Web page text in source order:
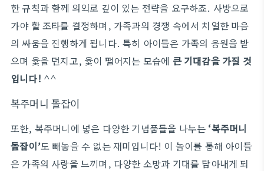
한 규칙과 함께 의외로 깊이 있는 전략을 요구하죠. 사방으로
가야 할 조타를 결정하며, 가족과의 경쟁 속에서 치열한 마음
의 싸움을 진행하게 됩니다. 특히 아이들은 가족의 응원을 받
으며 윷을 던지고, 윷이 떨어지는 모습에 큰 기대감을 가질 것
입니다! ^^
복주머니 돌잡이
또한, 복주머니에 넣은 다양한 기념품들을 나누는 ‘복주머니
돌잡이’도 빼놓을 수 없는 재미입니다! 이 놀이를 통해 아이들
은 가족의 사랑을 느끼며, 다양한 소망과 기대를 담아내게 되